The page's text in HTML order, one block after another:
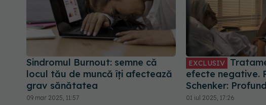
Sindromul Burnout: semne că
locul tău de muncă îți afectează
grav sănătatea
09 mar 2025, 11:57
EXCLUSIV
efecte negative.
Schenker:
01 iul 2025, 17:26